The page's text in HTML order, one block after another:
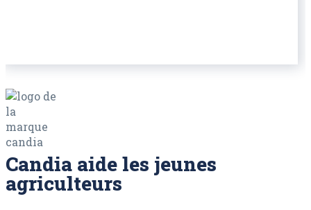
Candia aide les jeunes
agriculteurs